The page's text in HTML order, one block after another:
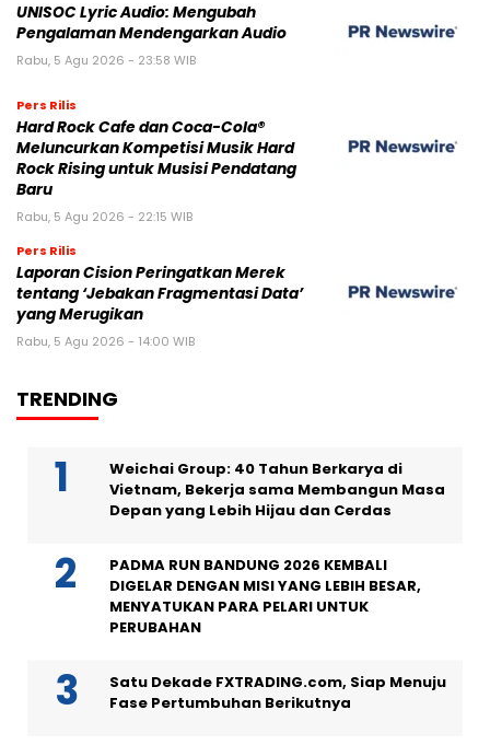
UNISOC Lyric Audio: Mengubah
Pengalaman Mendengarkan Audio
Rabu, 5 Agu 2026 - 23:58 WIB
Pers Rilis
Hard Rock Cafe dan Coca-Cola®
Meluncurkan Kompetisi Musik Hard
Rock Rising untuk Musisi Pendatang
Baru
Rabu, 5 Agu 2026 - 22:15 WIB
Pers Rilis
Laporan Cision Peringatkan Merek
tentang ‘Jebakan Fragmentasi Data’
yang Merugikan
Rabu, 5 Agu 2026 - 14:00 WIB
TRENDING
Weichai Group: 40 Tahun Berkarya di
Vietnam, Bekerja sama Membangun Masa
Depan yang Lebih Hijau dan Cerdas
PADMA RUN BANDUNG 2026 KEMBALI
DIGELAR DENGAN MISI YANG LEBIH BESAR,
MENYATUKAN PARA PELARI UNTUK
PERUBAHAN
Satu Dekade FXTRADING.com, Siap Menuju
Fase Pertumbuhan Berikutnya